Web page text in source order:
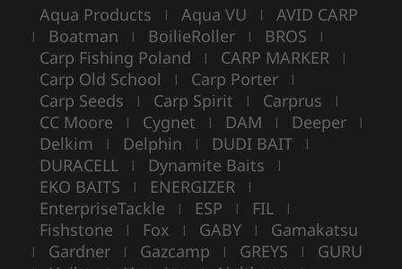
Aqua Products | Aqua VU | AVID CARP
| Boatman | BoilieRoller | BROS |
Carp Fishing Poland | CARP MARKER |
Carp Old School | Carp Porter |
Carp Seeds | Carp Spirit | Carprus |
CC Moore | Cygnet | DAM | Deeper |
Delkim | Delphin | DUDI BAIT |
DURACELL | Dynamite Baits |
EKO BAITS | ENERGIZER |
EnterpriseTackle | ESP | FIL |
Fishstone | Fox | GABY | Gamakatsu
| Gardner | Gazcamp | GREYS | GURU